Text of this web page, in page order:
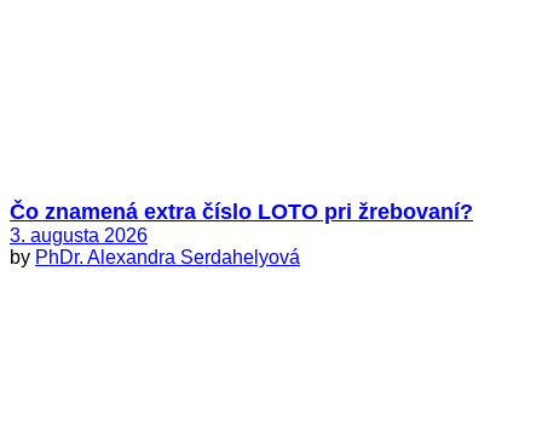
Čo znamená extra číslo LOTO pri žrebovaní?
3. augusta 2026
by PhDr. Alexandra Serdahelyová